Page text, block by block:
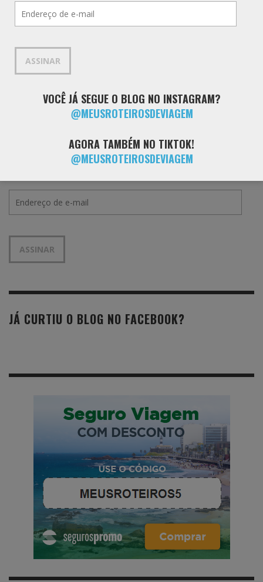
RECEBA NOVOS POSTS POR E-MAIL
de
ASSINAR
JÁ CURTIU O BLOG NO FACEBOOK?
de
ASSINAR
VOCÊ JÁ SEGUE O BLOG NO INSTAGRAM?
@MEUSROTEIROSDEVIAGEM
AGORA TAMBÉM NO TIKTOK!
@MEUSROTEIROSDEVIAGEM